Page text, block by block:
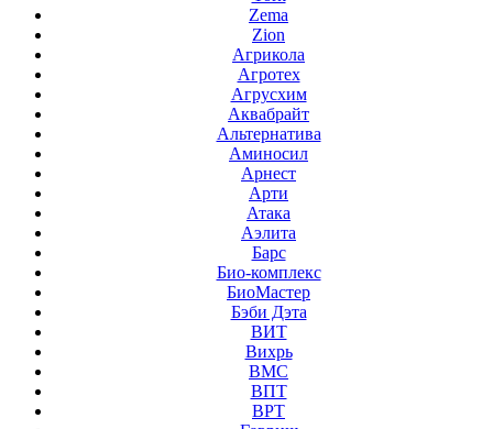
Zema
Zion
Агрикола
Агротех
Агрусхим
Аквабрайт
Альтернатива
Аминосил
Арнест
Арти
Атака
Аэлита
Барс
Био-комплекс
БиоМастер
Бэби Дэта
ВИТ
Вихрь
ВМС
ВПТ
ВРТ